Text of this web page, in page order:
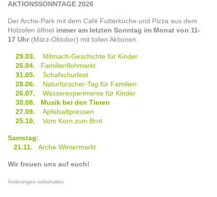
AKTIONSSONNTAGE 2026
Der Arche-Park mit dem Café Futterküche und Pizza aus dem
Holzofen öffnet immer am letzten Sonntag im Monat von 11-
17 Uhr(März-Oktober) mit tollen Aktionen.
29.03. Mitmach-Geschichte für Kinder
26.04.
Familienflohmarkt
31.05. Schafschurfest
28.06. Naturforscher-Tag für Familien
26.07. Wasserexperimente für Kinder
30.08. Musik bei den Tieren
27.09. Apfelsaftpressen
25.10. Vom Korn zum Brot
Samstag:
21.11.Arche-Wintermarkt
Wir freuen uns auf euch!
Änderungen vorbehalten